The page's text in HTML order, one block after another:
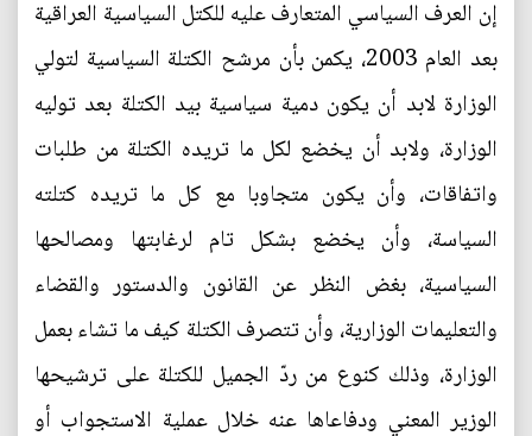
إن العرف السياسي المتعارف عليه للكتل السياسية العراقية
بعد العام 2003، يكمن بأن مرشح الكتلة السياسية لتولي
الوزارة لابد أن يكون دمية سياسية بيد الكتلة بعد توليه
الوزارة، ولابد أن يخضع لكل ما تريده الكتلة من طلبات
واتفاقات، وأن يكون متجاوبا مع كل ما تريده كتلته
السياسة، وأن يخضع بشكل تام لرغابتها ومصالحها
السياسية، بغض النظر عن القانون والدستور والقضاء
والتعليمات الوزارية، وأن تتصرف الكتلة كيف ما تشاء بعمل
الوزارة، وذلك كنوع من ردّ الجميل للكتلة على ترشيحها
الوزير المعني ودفاعاها عنه خلال عملية الاستجواب أو